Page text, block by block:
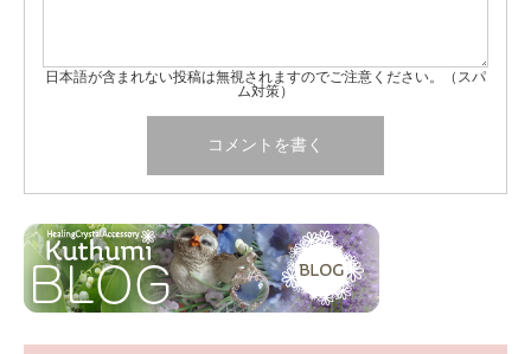
日本語が含まれない投稿は無視されますのでご注意ください。（スパ
ム対策）